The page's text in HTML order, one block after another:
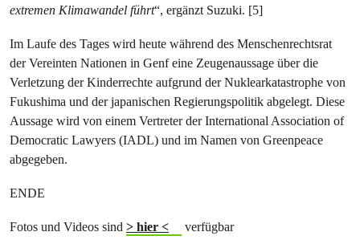
extremen Klimawandel führt“, ergänzt Suzuki. [5]
Im Laufe des Tages wird heute während des Menschenrechtsrat
der Vereinten Nationen in Genf eine Zeugenaussage über die
Verletzung der Kinderrechte aufgrund der Nuklearkatastrophe von
Fukushima und der japanischen Regierungspolitik abgelegt. Diese
Aussage wird von einem Vertreter der International Association of
Democratic Lawyers (IADL) und im Namen von Greenpeace
abgegeben.
ENDE
Fotos und Videos sind ​ > hier < ​verfügbar